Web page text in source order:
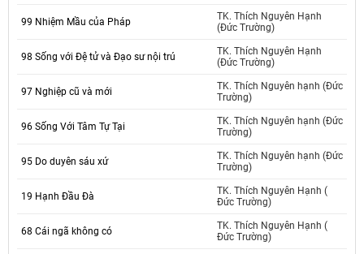
99 Nhiệm Mầu của Pháp
TK. Thích Nguyên Hạnh
(Đức Trường)
98 Sống với Đệ tử và Đạo sư nội trú
TK. Thích Nguyên Hạnh
(Đức Trường)
97 Nghiệp cũ và mới
TK. Thích Nguyên hạnh (Đức
Trường)
96 Sống Với Tâm Tự Tại
TK. Thích Nguyên hạnh (Đức
Trường)
95 Do duyên sáu xứ
TK. Thích Nguyên hạnh (Đức
Trường)
19 Hạnh Đầu Đà
TK. Thích Nguyên Hạnh (
Đức Trường)
68 Cái ngã không có
TK. Thích Nguyên Hạnh (
Đức Trường)